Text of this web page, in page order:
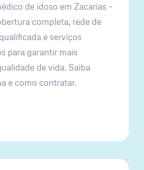
de idoso em Zacarias –
completa, rede de
e serviços
para garantir mais
de vida. Saiba
e como contratar.